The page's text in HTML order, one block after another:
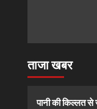
ताजा खबर
पानी की किल्लत से